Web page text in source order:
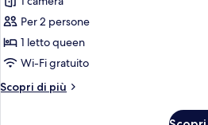
foto
per
Camera
Doppia
senza
Per 2 persone
1 letto queen
Wi-Fi gratuito
Scopri di più
Altri